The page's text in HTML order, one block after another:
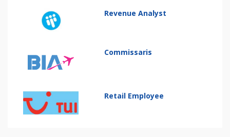
Revenue Analyst
Commissaris
Retail Employee